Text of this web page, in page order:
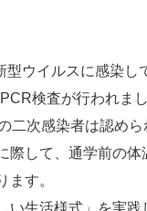
ウイルスに感染し
検査が行われま
次感染者は認めら
して、通学前の
す。